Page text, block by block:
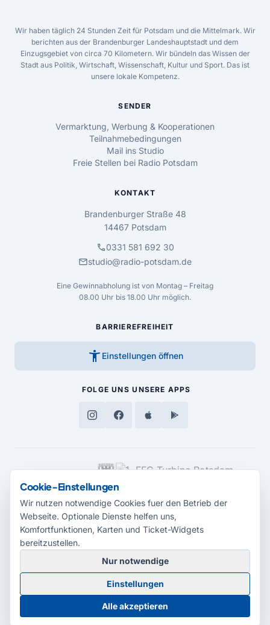
Wir haben täglich 24 Stunden Zeit für Potsdam und die Mittelmark. Wir
berichten aus der Brandenburger Landeshauptstadt und dem
Einzugsgebiet von circa 70 Kilometern. Wir bündeln das Wissen der
Stadt aus Politik, Wirtschaft, Wissenschaft, Kultur und Sport. Das ist
unsere lokale Kompetenz.
SENDER
Vermarktung, Werbung & Kooperationen
Teilnahmebedingungen
Mail ins Studio
Freie Stellen bei Radio Potsdam
KONTAKT
Brandenburger Straße 48
14467 Potsdam
call0331 581 692 30
mailstudio@radio-potsdam.de
Eine Gewinnabholung ist von Montag – Freitag
08.00 Uhr bis 18.00 Uhr möglich.
BARRIEREFREIHEIT
accessibility_new Einstellungen öffnen
FOLGE UNS UNSERE APPS
MEDIENPARTNER
© 2026 Radio Potsdam. Webseite entwickelt durch dieMedienagentur
Babelsberg
BarrierefreiheitserklärungAGBDatenschutzImpressum
Cookie-Einstellungen
Cookie-Einstellungen
Wir nutzen notwendige Cookies fuer den Betrieb der
Webseite. Optionale Dienste helfen uns,
Komfortfunktionen, Karten und Ticket-Widgets
bereitzustellen.
Nur notwendige
Einstellungen
Alle akzeptieren